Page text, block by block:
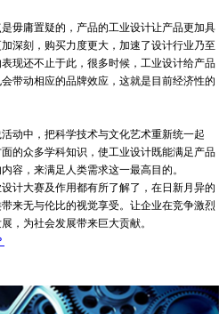
庸置疑的，产品的工业设计让产品更加具
深刻，购买力度更大，加速了设计行业乃至
现还不止于此，很多时候，工业设计给产品
带动相应的品牌效应，这就是目前经济性的
中，把科学技术与文化艺术重新统一起
的众多学科知识，使工业设计既能满足产品
容，来满足人类需求这一最高目的。
大赛及作用都有所了解了，在日新月异的
来无与伦比的视觉享受。让企业在竞争激烈
，为社会发展带来巨大贡献。